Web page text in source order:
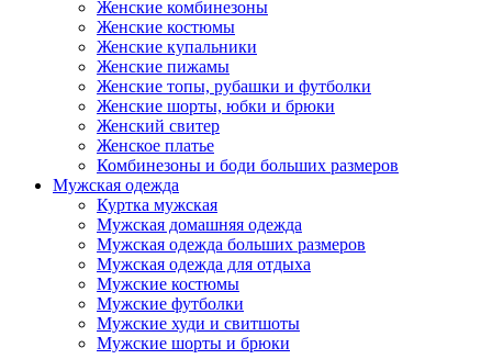
Женские комбинезоны
Женские костюмы
Женские купальники
Женские пижамы
Женские топы, рубашки и футболки
Женские шорты, юбки и брюки
Женский свитер
Женское платье
Комбинезоны и боди больших размеров
Мужская одежда
Куртка мужская
Мужская домашняя одежда
Мужская одежда больших размеров
Мужская одежда для отдыха
Мужские костюмы
Мужские футболки
Мужские худи и свитшоты
Мужские шорты и брюки